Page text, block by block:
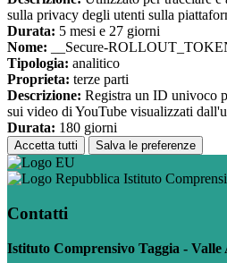
sulla privacy degli utenti sulla
Durata: 5 mesi e 27 giorni
Nome: __Secure-
Tipologia: analitico
Proprieta: terze parti
Descrizione: Registra un ID univoco
sui video di YouTube visualizzati
Durata: 180 giorni
Accetta tutti Salva le preferenze
Istituto
Contatti
Istituto Comprensivo Taggia - Valle